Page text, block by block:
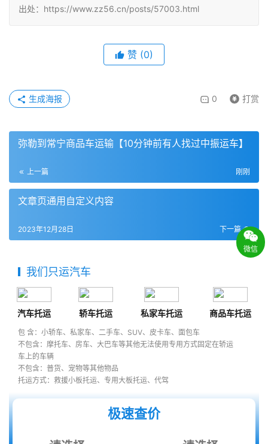
出处：https://www.zz56.cn/posts/57003.html
赞 (0)
0 打赏
生成海报
弥勒到常宁商品车运输【10分钟前有人找过中振运车】
上一篇 刚刚
文章页通用自定义内容
下一篇
2023年12月28日
我们只运汽车
汽车托运 轿车托运 私家车托运 商品车托运
包 含：小轿车、私家车、二手车、SUV、皮卡车、面包车
不包含：摩托车、房车、大巴车等其他无法使用专用方式固定在轿运
车上的车辆
不包含：普货、宠物等其他物品
托运方式：救援小板托运、专用大板托运、代驾
极速查价
微信